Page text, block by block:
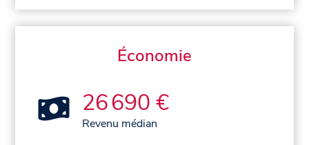
Économie
26 690 €
Revenu médian